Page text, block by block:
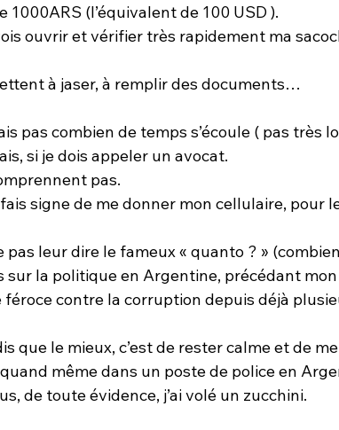
1000ARS (l’équivalent de 100 USD ).
ouvrir et vérifier très rapidement ma
à jaser, à remplir des documents…
pas combien de temps s’écoule ( pas très
si je dois appeler un avocat.
pas.
signe de me donner mon cellulaire, pour
pas leur dire le fameux « quanto ? »
sur la politique en Argentine, précédant
contre la corruption depuis déjà
que le mieux, c’est de rester calme et de
même dans un poste de police en
de toute évidence, j’ai volé un zucchini.